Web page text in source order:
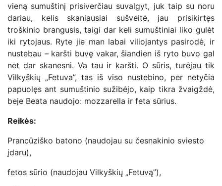
vieną sumuštinį prisiverčiau suvalgyt, juk taip su noru
dariau, kelis skaniausiai sušveitė, jau prisikirtęs
troškinio brangusis, taigi dar keli sumuštiniai liko gulėt
iki rytojaus. Ryte jie man labai viliojantys pasirodė, ir
nustebau – karšti buvę vakar, šiandien iš ryto buvo gal
net dar skanesni. Va tau ir karšti. O sūris, turėjau tik
Vilkyškių „Fetuva”, tas iš viso nustebino, per netyčia
papuolęs ant sumuštinio sužibėjo, kaip tikra žvaigždė,
beje Beata naudojo: mozzarella ir feta sūrius.
Reikės:
Prancūziško batono (naudojau su česnakinio sviesto
įdaru),
fetos sūrio (naudojau Vilkyškių „Fetuvą”),